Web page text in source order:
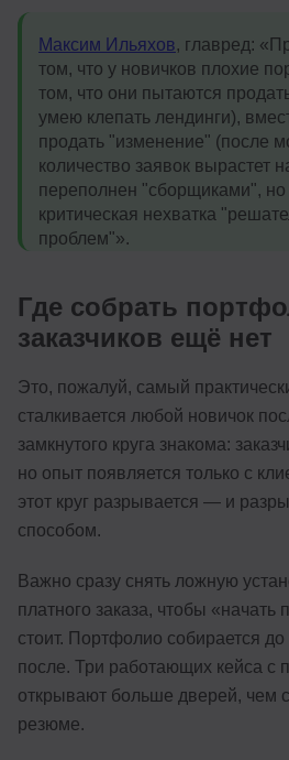
Максим Ильяхов, главред:
том, что у новичков плохие
том, что они пытаются
умею клепать лендинги),
продать "изменение" (после
количество заявок вырастет
переполнен "сборщиками",
критическая нехватка
проблем"».
Где собрать
заказчиков ещё нет
Это, пожалуй, самый
сталкивается любой новичок
замкнутого круга знакома:
но опыт появляется только с
этот круг разрывается — и
способом.
Важно сразу снять ложную
платного заказа, чтобы «начать
стоит. Портфолио собирается
после. Три работающих кейса с
открывают больше дверей, чем
резюме.